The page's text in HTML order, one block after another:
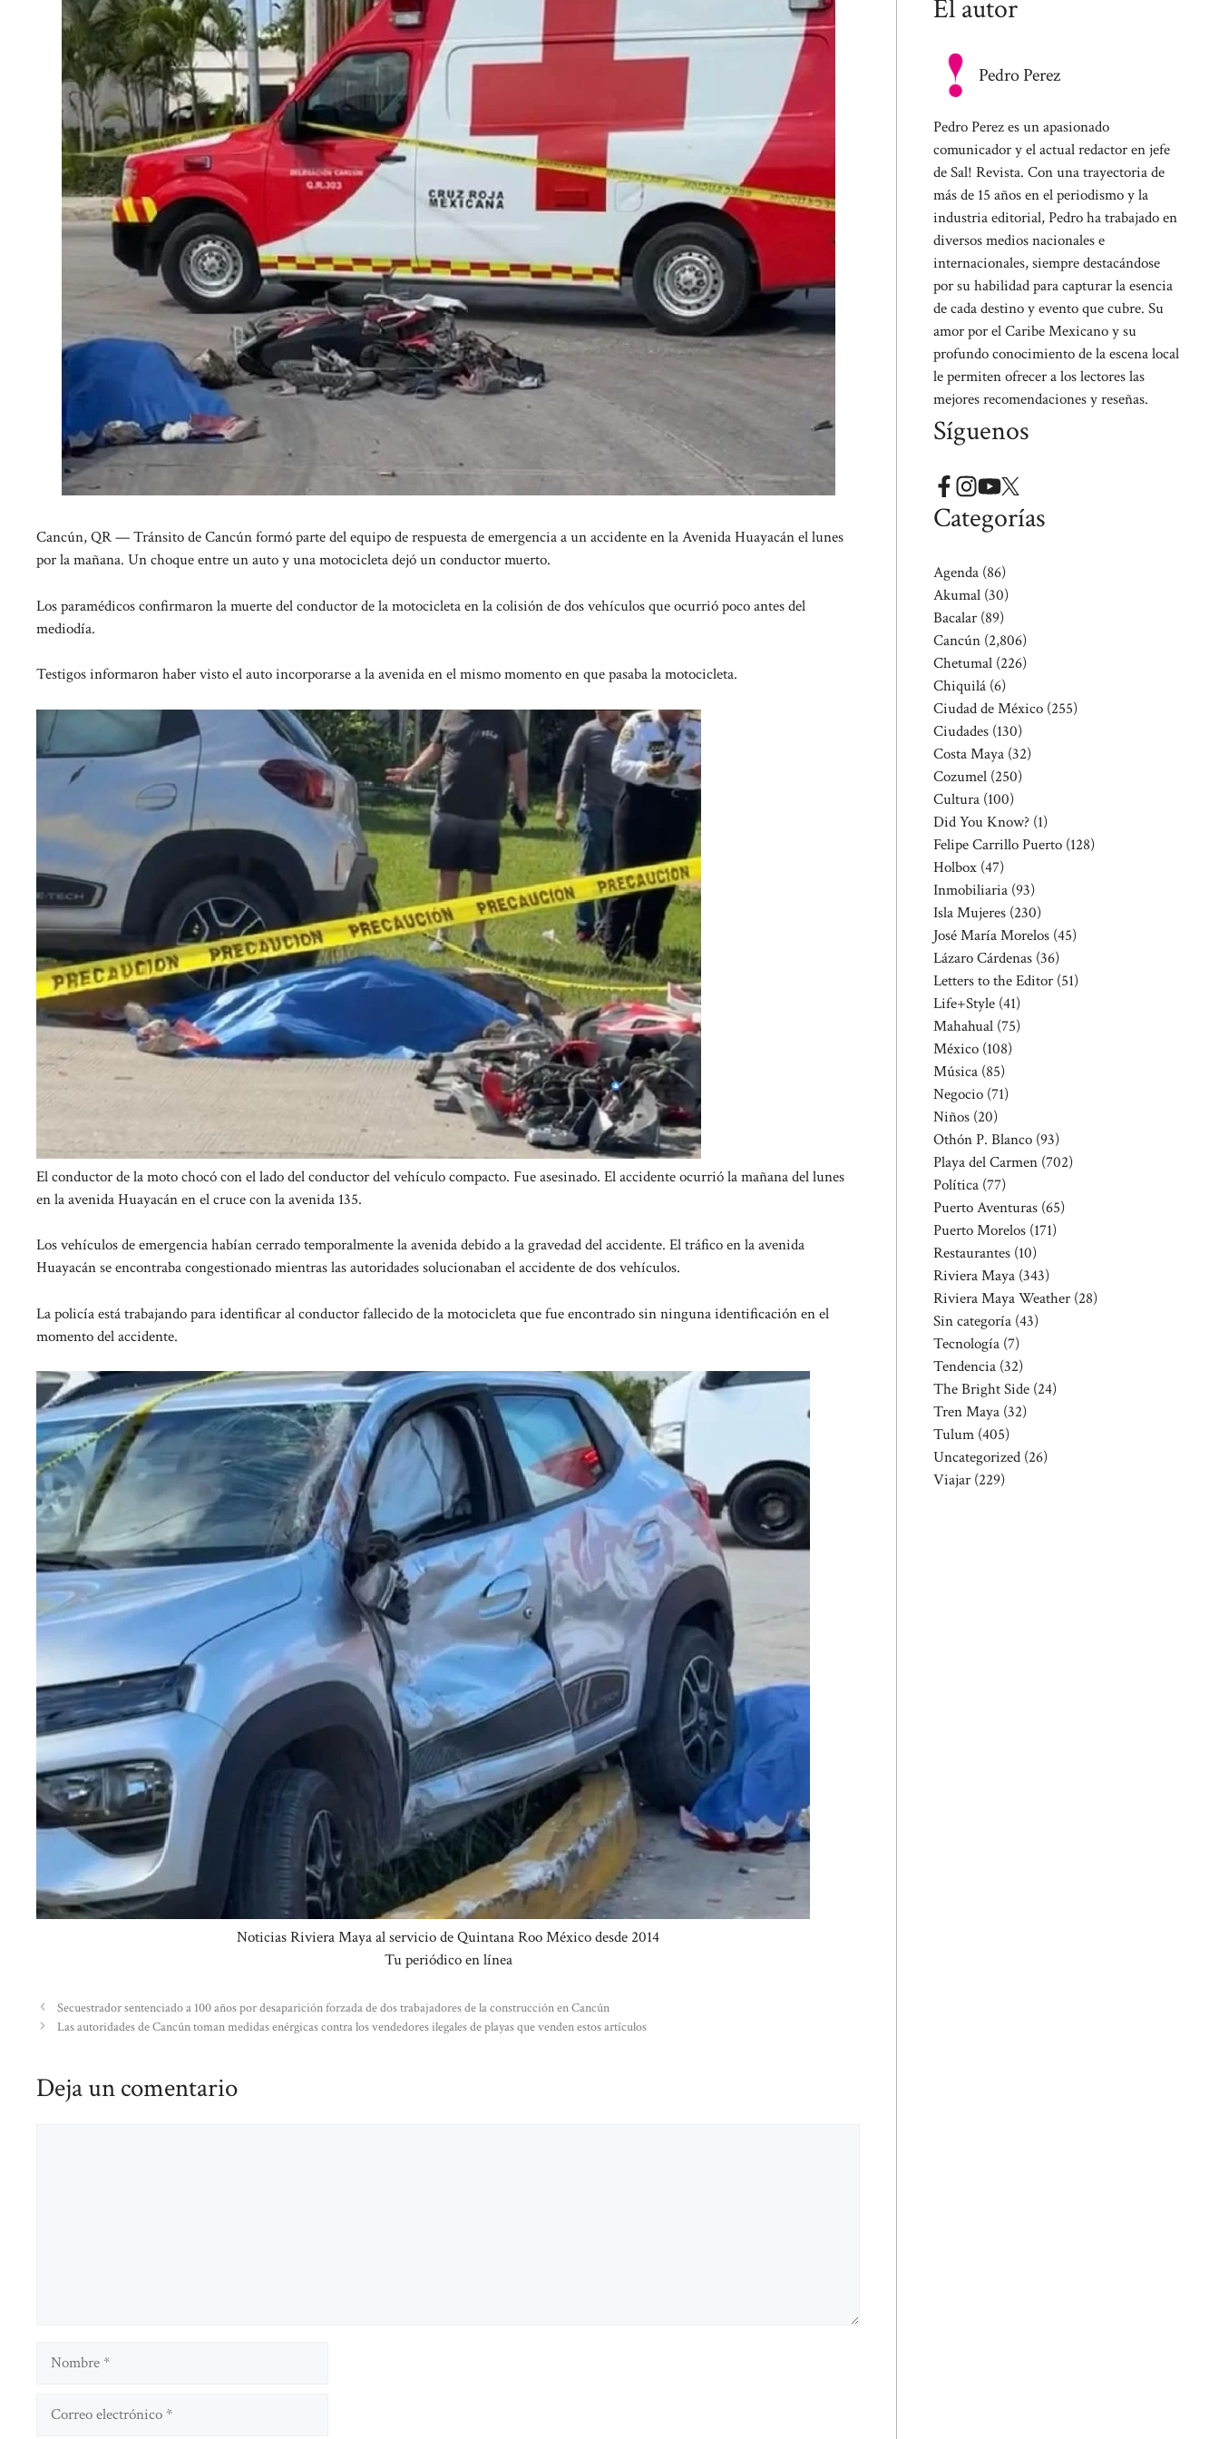
Cancún, QR — Tránsito de Cancún formó parte del equipo de respuesta de emergencia a un accidente en la Avenida Huayacán el lunes
por la mañana. Un choque entre un auto y una motocicleta dejó un conductor muerto.
Los paramédicos confirmaron la muerte del conductor de la motocicleta en la colisión de dos vehículos que ocurrió poco antes del
mediodía.
Testigos informaron haber visto el auto incorporarse a la avenida en el mismo momento en que pasaba la motocicleta.
El conductor de la moto chocó con el lado del conductor del vehículo compacto. Fue asesinado. El accidente ocurrió la mañana del lunes
en la avenida Huayacán en el cruce con la avenida 135.
Los vehículos de emergencia habían cerrado temporalmente la avenida debido a la gravedad del accidente. El tráfico en la avenida
Huayacán se encontraba congestionado mientras las autoridades solucionaban el accidente de dos vehículos.
La policía está trabajando para identificar al conductor fallecido de la motocicleta que fue encontrado sin ninguna identificación en el
momento del accidente.
Noticias Riviera Maya al servicio de Quintana Roo México desde 2014
Tu periódico en línea
Secuestrador sentenciado a 100 años por desaparición forzada de dos trabajadores de la construcción en Cancún
Las autoridades de Cancún toman medidas enérgicas contra los vendedores ilegales de playas que venden estos artículos
Deja un comentario
Nombre
El autor
Pedro Perez
Pedro Perez es un apasionado
comunicador y el actual redactor en jefe
de Sal! Revista. Con una trayectoria de
más de 15 años en el periodismo y la
industria editorial, Pedro ha trabajado en
diversos medios nacionales e
internacionales, siempre destacándose
por su habilidad para capturar la esencia
de cada destino y evento que cubre. Su
amor por el Caribe Mexicano y su
profundo conocimiento de la escena local
le permiten ofrecer a los lectores las
mejores recomendaciones y reseñas.
Síguenos
Categorías
Agenda (86)
Akumal (30)
Bacalar (89)
Cancún (2,806)
Chetumal (226)
Chiquilá (6)
Ciudad de México (255)
Ciudades (130)
Costa Maya (32)
Cozumel (250)
Cultura (100)
Did You Know? (1)
Felipe Carrillo Puerto (128)
Holbox (47)
Inmobiliaria (93)
Isla Mujeres (230)
José María Morelos (45)
Lázaro Cárdenas (36)
Letters to the Editor (51)
Life+Style (41)
Mahahual (75)
México (108)
Música (85)
Negocio (71)
Niños (20)
Othón P. Blanco (93)
Playa del Carmen (702)
Política (77)
Puerto Aventuras (65)
Puerto Morelos (171)
Restaurantes (10)
Riviera Maya (343)
Riviera Maya Weather (28)
Sin categoría (43)
Tecnología (7)
Tendencia (32)
The Bright Side (24)
Tren Maya (32)
Tulum (405)
Uncategorized (26)
Viajar (229)